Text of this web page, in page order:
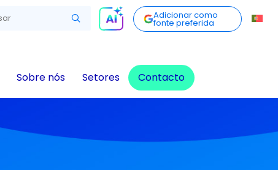
Adicionar como
fonte preferida
Sobre nós Setores Contacto